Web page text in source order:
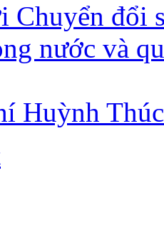
Chuyển đổi
nước và
Huỳnh